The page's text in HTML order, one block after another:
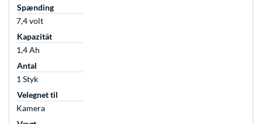
Spænding
7,4 volt
Kapazität
1,4 Ah
Antal
1 Styk
Velegnet til
Kamera